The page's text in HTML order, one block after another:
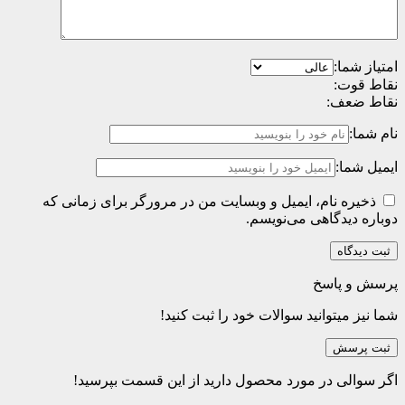
امتیاز شما:
نقاط قوت:
نقاط ضعف:
نام شما:
ایمیل شما:
ذخیره نام، ایمیل و وبسایت من در مرورگر برای زمانی که
دوباره دیدگاهی می‌نویسم.
پرسش و پاسخ
شما نیز میتوانید سوالات خود را ثبت کنید!
ثبت پرسش
اگر سوالی در مورد محصول دارید از این قسمت بپرسید!